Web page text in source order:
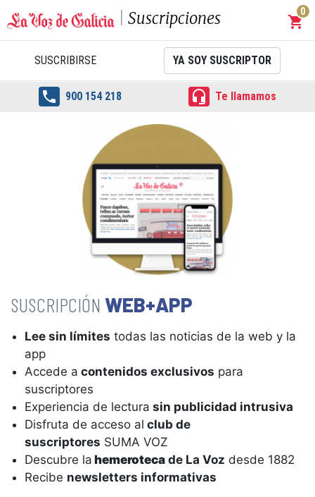
Suscripciones shopping_cart
0
SUSCRIBIRSE YA SOY SUSCRIPTOR
 900 154 218  Te llamamos
WEB+APP
Lee sin límites todas las noticias de la web y la
app
Accede a contenidos exclusivos para
suscriptores
Experiencia de lectura sin publicidad intrusiva
Disfruta de acceso al club de
suscriptores SUMA VOZ
Descubre la hemeroteca de La Voz desde 1882
Recibe newsletters informativas